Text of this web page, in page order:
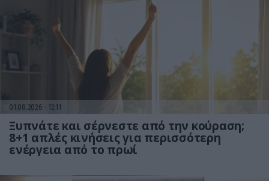
01.08.2026 12:11
Ξυπνάτε και σέρνεστε από την κούραση;
8+1 απλές κινήσεις για περισσότερη
ενέργεια από το πρωί